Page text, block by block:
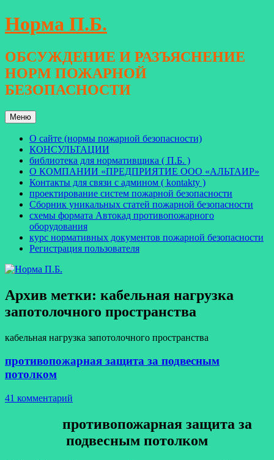
Перейти
к
Норма П.Б.
ОБСУЖДЕНИЕ И РАЗЪЯСНЕНИЕ
НОРМ ПОЖАРНОЙ
БЕЗОПАСНОСТИ
Меню
О сайте (нормы пожарной безопасности)
КОНСУЛЬТАЦИИ
библиотека для нормативщика ( П.Б. )
О КОМПАНИИ «ПРЕДПРИЯТИЕ ООО «АЛЬТАИР»
Контакты для связи с админом ( kontakty )
проектирование систем пожарной безопасности
Сборник уникальных статей пожарной безопасности
схемы формата Автокад противопожарного
оборудования
курс нормативных документов пожарной безопасности
Регистрация пользователя
Архив метки: кабельная нагрузка
запотолочного пространства
кабельная нагрузка запотолочного пространства
противопожарная защита за подвесным
потолком
41 комментарий
противопожарная защита за
подвесным потолком